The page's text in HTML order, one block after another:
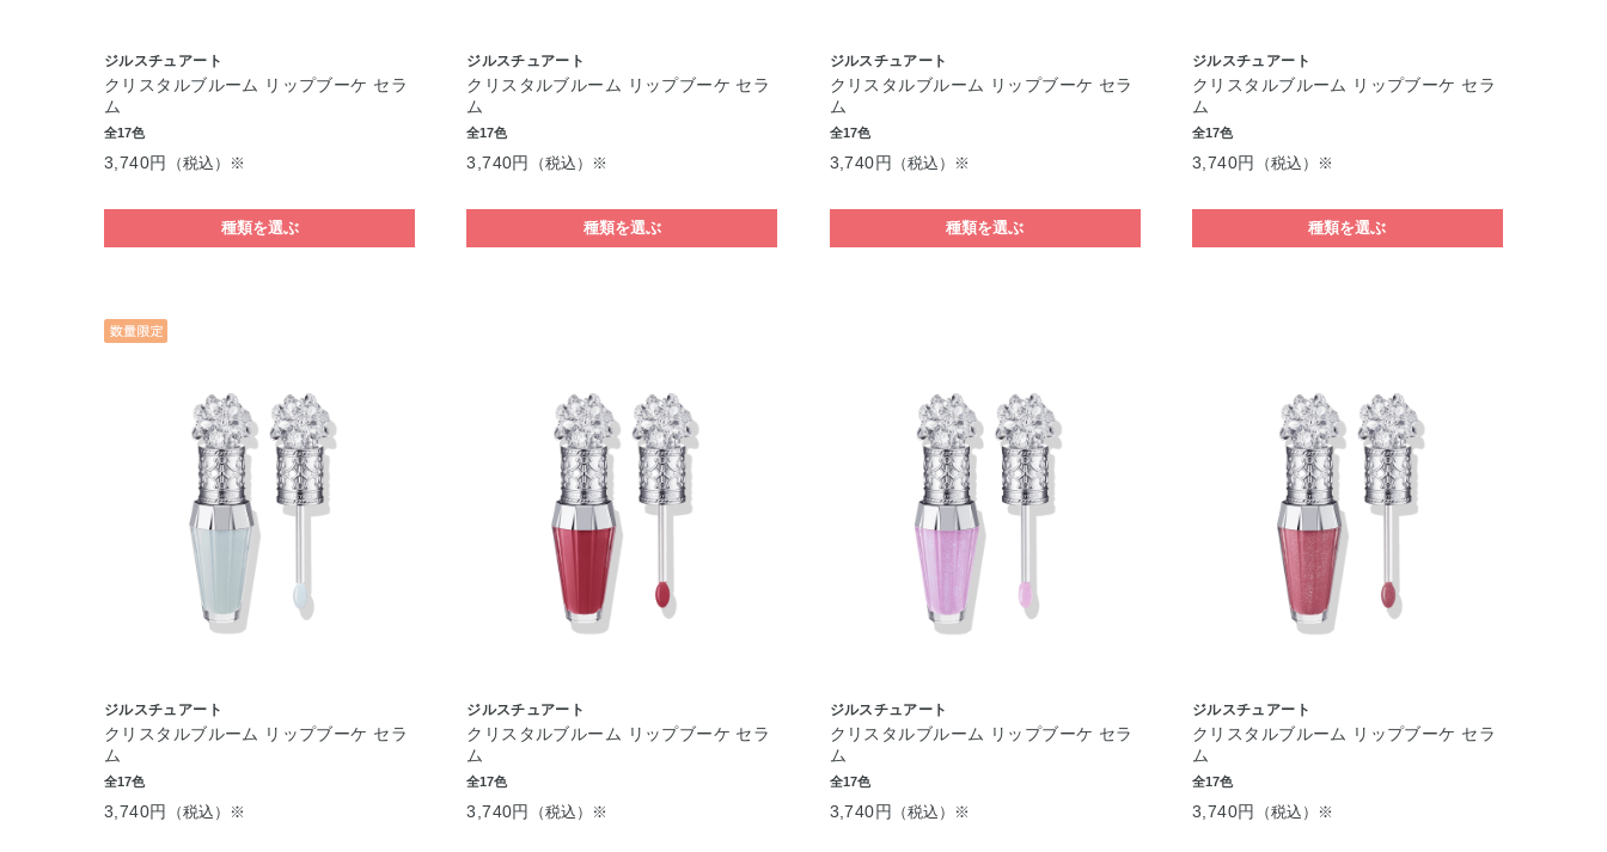
ジルスチュアート
クリスタルブルーム リップブーケ セラ
ム
全17色
3,740円 （税込）※
種類を選ぶ
ジルスチュアート
クリスタルブルーム リップブーケ セラ
ム
全17色
3,740円 （税込）※
種類を選ぶ
ジルスチュアート
クリスタルブルーム リップブーケ セラ
ム
全17色
3,740円 （税込）※
種類を選ぶ
ジルスチュアート
クリスタルブルーム リップブーケ セラ
ム
全17色
3,740円 （税込）※
種類を選ぶ
ジルスチュアート
クリスタルブルーム リップブーケ セラ
ム
全17色
3,740円 （税込）※
ジルスチュアート
クリスタルブルーム リップブーケ セラ
ム
全17色
3,740円 （税込）※
ジルスチュアート
クリスタルブルーム リップブーケ セラ
ム
全17色
3,740円 （税込）※
ジルスチュアート
クリスタルブルーム リップブーケ セラ
ム
全17色
3,740円 （税込）※